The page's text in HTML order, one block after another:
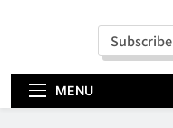
Subscribe
MENU